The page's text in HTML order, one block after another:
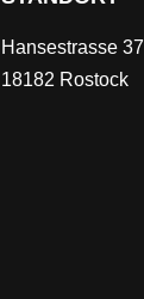
Hansestrasse 37
18182 Rostock